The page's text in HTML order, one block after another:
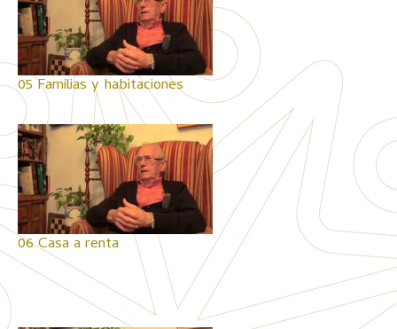
05 Familias y habitaciones
06 Casa a renta